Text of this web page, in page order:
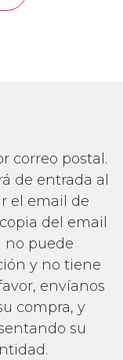
correo postal.
de entrada al
el email de
del email
no puede
y no tiene
envíanos
compra, y
su